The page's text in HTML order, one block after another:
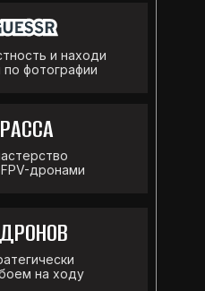
на ходу
дронами
и находи
фотографии